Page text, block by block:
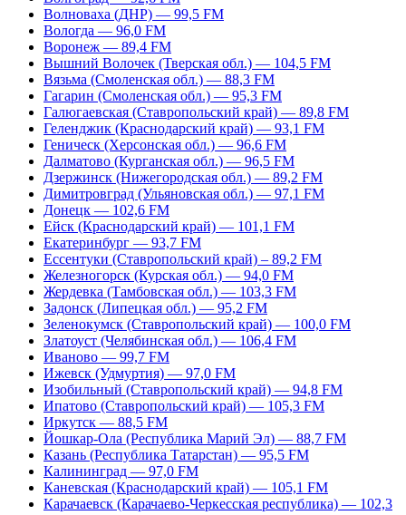
Волноваха (ДНР) — 99,5 FM
Вологда — 96,0 FM
Воронеж — 89,4 FM
Вышний Волочек (Тверская обл.) — 104,5 FM
Вязьма (Смоленская обл.) — 88,3 FM
Гагарин (Смоленская обл.) — 95,3 FM
Галюгаевская (Ставропольский край) — 89,8 FM
Геленджик (Краснодарский край) — 93,1 FM
Геническ (Херсонская обл.) — 96,6 FM
Далматово (Курганская обл.) — 96,5 FM
Дзержинск (Нижегородская обл.) — 89,2 FM
Димитровград (Ульяновская обл.) — 97,1 FM
Донецк — 102,6 FM
Ейск (Краснодарский край) — 101,1 FM
Екатеринбург — 93,7 FM
Ессентуки (Ставропольский край) – 89,2 FM
Железногорск (Курская обл.) — 94,0 FM
Жердевка (Тамбовская обл.) — 103,3 FM
Задонск (Липецкая обл.) — 95,2 FM
Зеленокумск (Ставропольский край) — 100,0 FM
Златоуст (Челябинская обл.) — 106,4 FM
Иваново — 99,7 FM
Ижевск (Удмуртия) — 97,0 FM
Изобильный (Ставропольский край) — 94,8 FM
Ипатово (Ставропольский край) — 105,3 FM
Иркутск — 88,5 FM
Йошкар-Ола (Республика Марий Эл) — 88,7 FM
Казань (Республика Татарстан) — 95,5 FM
Калининград — 97,0 FM
Каневская (Краснодарский край) — 105,1 FM
Карачаевск (Карачаево-Черкесская республика) — 102,3